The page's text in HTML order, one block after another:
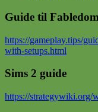
Guide til Fabledom
https://gameplay.tips/
with-setups.html
Sims 2 guide
https://strategywiki.org/